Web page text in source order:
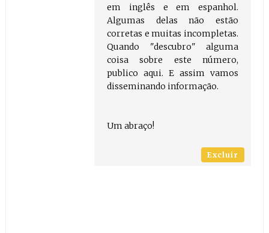
em inglês e em espanhol.
Algumas delas não estão
corretas e muitas incompletas.
Quando "descubro" alguma
coisa sobre este número,
publico aqui. E assim vamos
disseminando informação.
Um abraço!
Excluir